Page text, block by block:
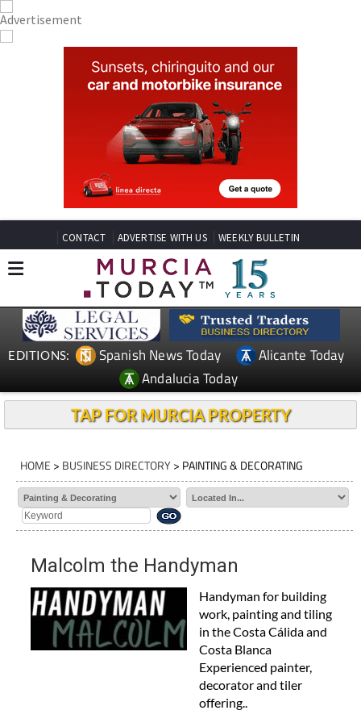
CONTACT ADVERTISE WITH US WEEKLY BULLETIN
EDITIONS: Spanish News Today
Alicante Today
Andalucia Today
TAP FOR MURCIA PROPERTY
HOME > BUSINESS DIRECTORY> PAINTING & DECORATING
Malcolm the Handyman
Handyman for building
work, painting and tiling
in the Costa Cálida and
Costa Blanca
Experienced painter,
decorator and tiler
offering..